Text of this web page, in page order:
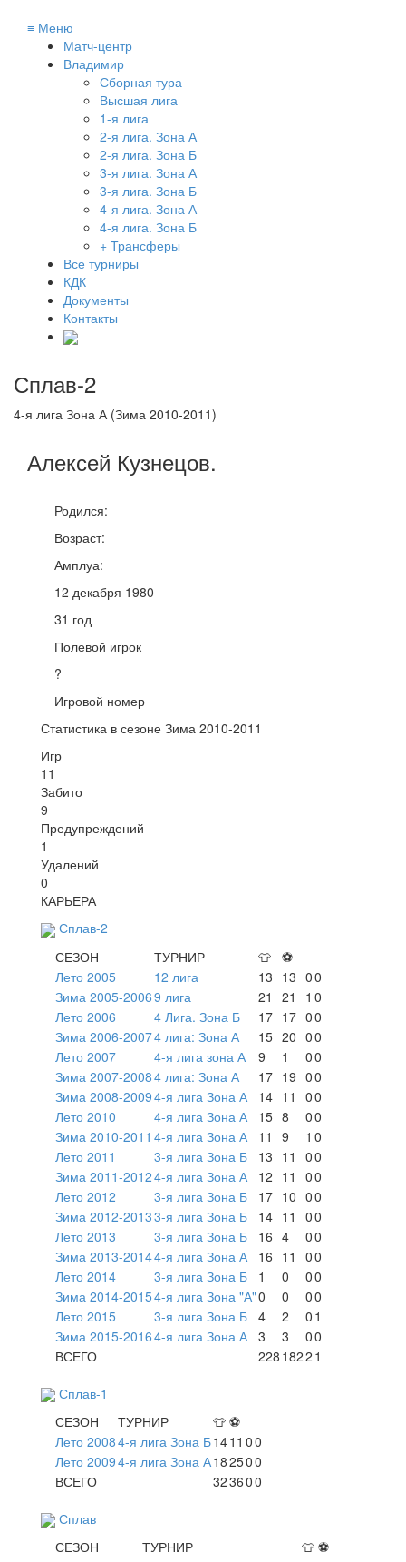
≡ Меню
Матч-центр
Владимир
Сборная тура
Высшая лига
1-я лига
2-я лига. Зона А
2-я лига. Зона Б
3-я лига. Зона А
3-я лига. Зона Б
4-я лига. Зона А
4-я лига. Зона Б
+ Трансферы
Все турниры
КДК
Документы
Контакты
Сплав-2
4-я лига Зона А (Зима 2010-2011)
Алексей Кузнецов.
Родился:
Возраст:
Амплуа:
12 декабря 1980
31 год
Полевой игрок
?
Игровой номер
Статистика в сезоне Зима 2010-2011
Игр
11
Забито
9
Предупреждений
1
Удалений
0
КАРЬЕРА
Сплав-2
СЕЗОН
ТУРНИР 👕 ⚽
Лето 2005
12 лига 13 13 00
Зима 2005-20069 лига 21 21 1 0
Лето 2006
4 Лига. Зона Б 17 17 00
Зима 2006-20074 лига: Зона А 15 20 00
Лето 2007
4-я лига зона А 9 1 00
Зима 2007-20084 лига: Зона А 17 19 00
Зима 2008-20094-я лига Зона А 14 11 00
Лето 2010
4-я лига Зона А 15 8 00
Зима 2010-2011 4-я лига Зона А 11 9 1 0
Лето 2011
3-я лига Зона Б 13 11 00
Зима 2011-20124-я лига Зона А 12 11 00
Лето 2012
3-я лига Зона Б 17 10 00
Зима 2012-20133-я лига Зона Б 14 11 00
Лето 2013
3-я лига Зона Б 16 4 00
Зима 2013-20144-я лига Зона А 16 11 00
Лето 2014
3-я лига Зона Б 1 0 00
Зима 2014-20154-я лига Зона "А"0 0 00
Лето 2015
3-я лига Зона Б 4 2 0 1
Зима 2015-20164-я лига Зона А 3 3 00
ВСЕГО
228 1822 1
Сплав-1
СЕЗОН
ТУРНИР 👕 ⚽
Лето 20084-я лига Зона Б1411 00
Лето 20094-я лига Зона А182500
ВСЕГО
323600
Сплав
СЕЗОН
ТУРНИР 👕 ⚽